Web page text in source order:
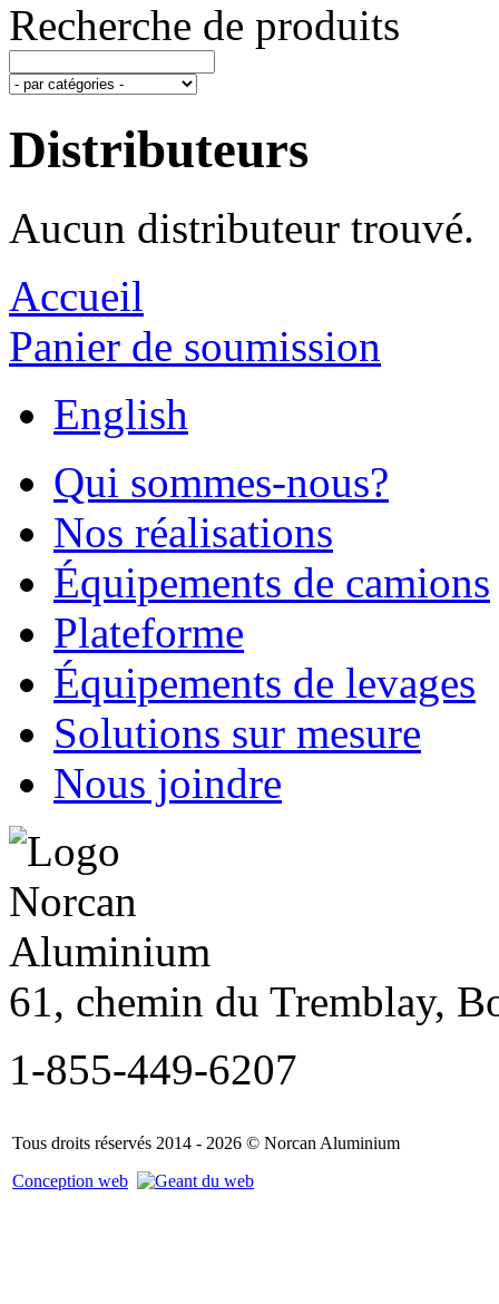
Recherche de produits
Distributeurs
Aucun distributeur trouvé.
Accueil
Panier de soumission
English
Qui sommes-nous?
Nos réalisations
Équipements de camions
Plateforme
Équipements de levages
Solutions sur mesure
Nous joindre
61, chemin du Tremblay,
1-855-449-6207
Tous droits réservés 2014 - 2026 © Norcan Aluminium
Conception web